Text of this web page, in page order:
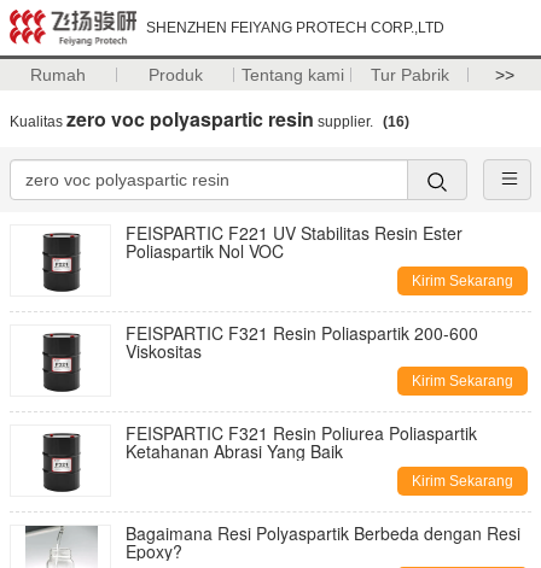
SHENZHEN FEIYANG PROTECH CORP.,LTD
Rumah Produk Tentang kami Tur Pabrik >>
Kualitas zero voc polyaspartic resin supplier. (16)
FEISPARTIC F221 UV Stabilitas Resin Ester
Poliaspartik Nol VOC
Kirim Sekarang
FEISPARTIC F321 Resin Poliaspartik 200-600
Viskositas
Kirim Sekarang
FEISPARTIC F321 Resin Poliurea Poliaspartik
Ketahanan Abrasi Yang Baik
Kirim Sekarang
Bagaimana Resi Polyaspartik Berbeda dengan Resi
Epoxy?